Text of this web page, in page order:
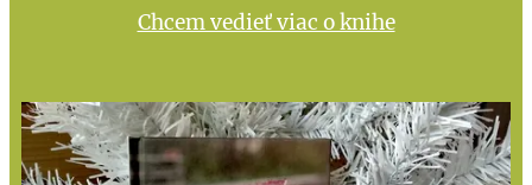
Chcem vedieť viac o knihe